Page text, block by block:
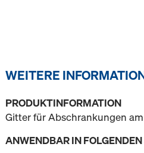
WEITERE
PRODUKTINFORMATION
Gitter für Abschrankungen
ANWENDBAR IN